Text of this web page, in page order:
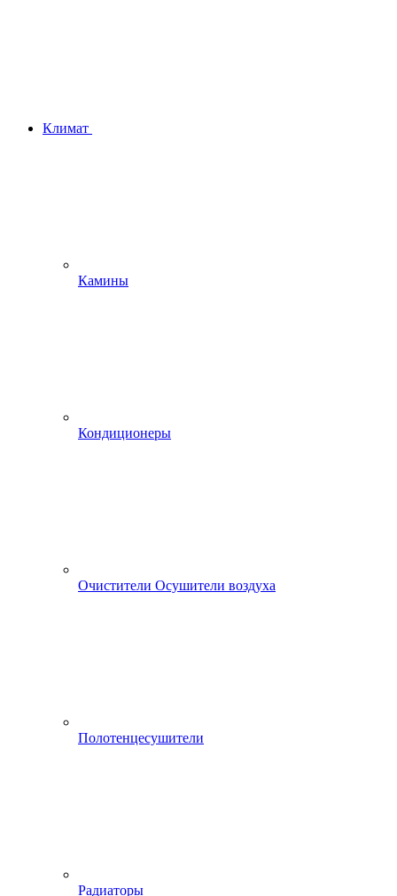
Климат
Камины
Кондиционеры
Очистители Осушители воздуха
Полотенцесушители
Радиаторы